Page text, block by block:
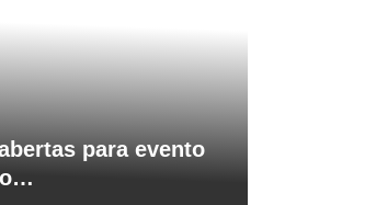
para evento
o…